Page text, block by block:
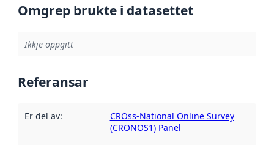
Omgrep brukte i datasettet
Ikkje oppgitt
Referansar
Er del av:
CROss-National Online Survey
(CRONOS1) Panel